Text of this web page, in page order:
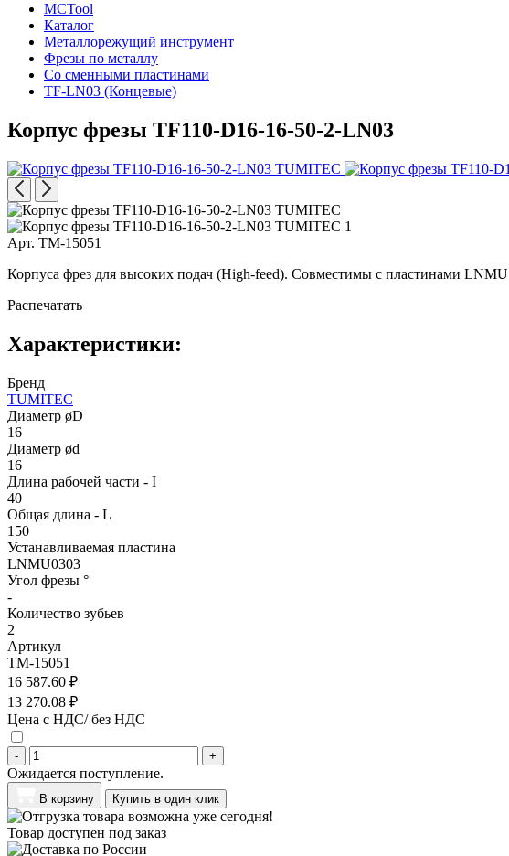
MCTool
Каталог
Металлорежущий инструмент
Фрезы по металлу
Со сменными пластинами
TF-LN03 (Концевые)
Корпус фрезы TF110-D16-16-50-2-LN03
Арт. TM-15051
Корпуса фрез для высоких подач (High-feed). Совместимы с пластинами LNMU
Распечатать
Характеристики:
Бренд
TUMITEC
Диаметр øD
16
Диаметр ød
16
Длина рабочей части - I
40
Общая длина - L
150
Устанавливаемая пластина
LNMU0303
Угол фрезы °
-
Количество зубьев
2
Артикул
TM-15051
16 587.60 ₽
13 270.08 ₽
Цена с НДС/ без НДС
- +
Ожидается поступление.
В корзину Купить в один клик
Товар доступен под заказ